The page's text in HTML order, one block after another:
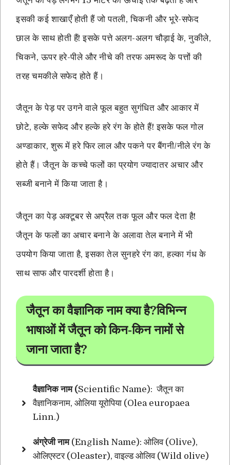
इसकी कई शाखाएँ होती हैं जो पतली, चिकनी और भूरे-सफेद
छाल के साथ होती हैं! इसके पत्ते अलग-अलग चौड़ाई के, नुकीले,
चिकने, ऊपर हरे-पीले और नीचे की तरफ अमरूद के पत्तों की
तरह चमकीले सफेद होते हैं।
जैतून के पेड़ पर उगने वाले फूल बहुत सुगंधित और आकार में
छोटे, हल्के सफेद और हल्के हरे रंग के होते हैं! इसके फल गोल
अण्डाकार, शुरू में हरे फिर लाल और पकने पर बैंगनी/नीले रंग के
होते हैं। जैतून के कच्चे फलों का प्रयोग ज्यादातर अचार और
सब्जी बनाने में किया जाता है।
जैतून का पेड़ अक्टूबर से अप्रैल तक फूल और फल देता है!
जैतून के फलों का अचार बनाने के अलावा तेल बनाने में भी
उपयोग किया जाता है, इसका तेल सुनहरे रंग का, हल्का गंध के
साथ साफ और पारदर्शी होता है।
जैतून का वैज्ञानिक नाम क्या है?विभिन्न
भाषाओं में जैतून को किन-किन नामों से
जाना जाता है?
वैज्ञानिक नाम (Scientific Name): जैतून का
वैज्ञानिकनाम, ओलिया यूरोपिया (Olea europaea
Linn.)
अंग्रेजी नाम(English Name): ओलिव (Olive),
ओलिएस्टर (Oleaster), वाइल्ड ओलिव (Wild olive)